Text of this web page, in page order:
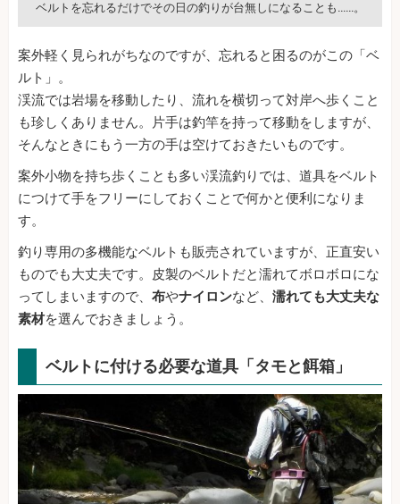
ベルトを忘れるだけでその日の釣りが台無しになることも……。
案外軽く見られがちなのですが、忘れると困るのがこの「ベ
ルト」。
渓流では岩場を移動したり、流れを横切って対岸へ歩くこと
も珍しくありません。片手は釣竿を持って移動をしますが、
そんなときにもう一方の手は空けておきたいものです。
案外小物を持ち歩くことも多い渓流釣りでは、道具をベルト
につけて手をフリーにしておくことで何かと便利になりま
す。
釣り専用の多機能なベルトも販売されていますが、正直安い
ものでも大丈夫です。皮製のベルトだと濡れてボロボロにな
ってしまいますので、 布やナイロンなど、 濡れても大丈夫な
素材を選んでおきましょう。
ベルトに付ける必要な道具「タモと餌箱」